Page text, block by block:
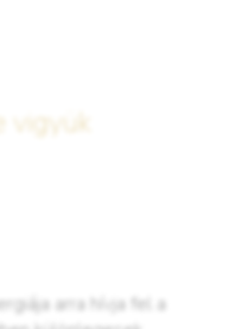
vigyük
arra hívja fel a